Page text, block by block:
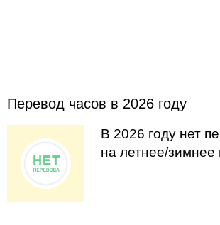
Перевод часов в 2026 году
В 2026 году нет
на летнее/зимнее